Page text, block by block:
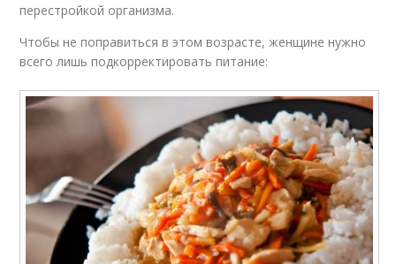
перестройкой организма.
Чтобы не поправиться в этом возрасте, женщине нужно
всего лишь подкорректировать питание: